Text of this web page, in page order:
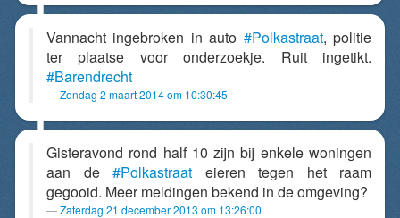
Vannacht ingebroken in auto #Polkastraat, politie
ter plaatse voor onderzoekje. Ruit ingetikt.
#Barendrecht
Zondag 2 maart 2014 om 10:30:45
Gisteravond rond half 10 zijn bij enkele woningen
aan de #Polkastraat eieren tegen het raam
gegooid. Meer meldingen bekend in de omgeving?
Zaterdag 21 december 2013 om 13:26:00